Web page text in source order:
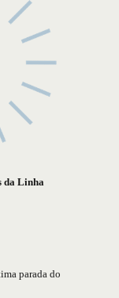
da Linha
parada do